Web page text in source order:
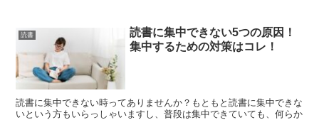
読書
読書に集中できない5つの原因！
集中するための対策はコレ！
読書に集中できない時ってありませんか？もともと読書に集中できな
いという方もいらっしゃいますし、普段は集中できていても、何らか